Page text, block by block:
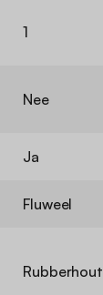
1
Nee
Ja
Fluweel
Rubberhout